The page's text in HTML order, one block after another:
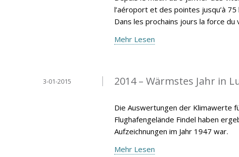
l’aéroport et des pointes jusqu’à
Dans les prochains jours la force
Mehr Lesen
2014 – Wärmstes Jahr in
3-01-2015
Die Auswertungen der Klimawerte
Flughafengelände Findel haben
Aufzeichnungen im Jahr 1947 war.
Mehr Lesen